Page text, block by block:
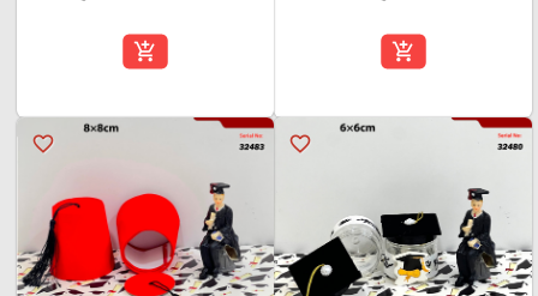
add_shopping_cart
add_shopping_cart
favorite_border
favorite_border